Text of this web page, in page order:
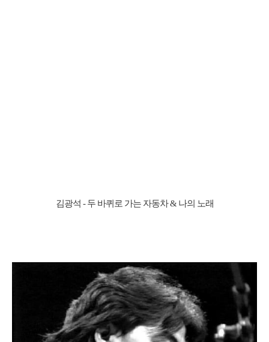
김광석 - 두 바퀴로 가는 자동차 & 나의 노래